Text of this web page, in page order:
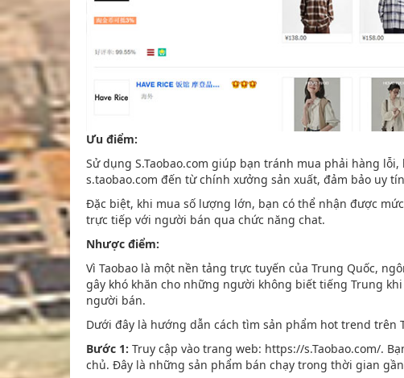
Ưu điểm:
Sử dụng S.Taobao.com giúp bạn tránh mua phải hàng
s.taobao.com đến từ chính xưởng sản xuất, đảm bảo uy
Đặc biệt, khi mua số lượng lớn, bạn có thể nhận được
trực tiếp với người bán qua chức năng chat.
Nhược điểm:
Vì Taobao là một nền tảng trực tuyến của Trung Quốc,
gây khó khăn cho những người không biết tiếng Trung
người bán.
Dưới đây là hướng dẫn cách tìm sản phẩm hot trend trên
Bước 1: Truy cập vào trang web: https://s.Taobao.com/.
chủ. Đây là những sản phẩm bán chạy trong thời gian